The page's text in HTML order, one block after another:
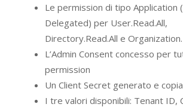
Le permission di tipo Application
Delegated) per User.Read.All,
Directory.Read.All e
L’Admin Consent concesso per
permission
Un Client Secret generato e
I tre valori disponibili: Tenant ID,